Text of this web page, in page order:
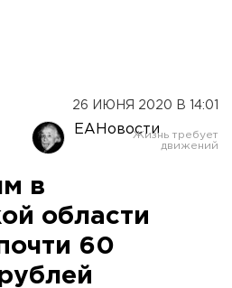
26 ИЮНЯ 2020 В 14:01
ЕАНовости
в
области
60